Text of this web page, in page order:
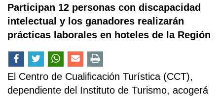
Participan 12 personas con discapacidad
intelectual y los ganadores realizarán
prácticas laborales en hoteles de la Región
El Centro de Cualificación Turística (CCT),
dependiente del Instituto de Turismo, acogerá